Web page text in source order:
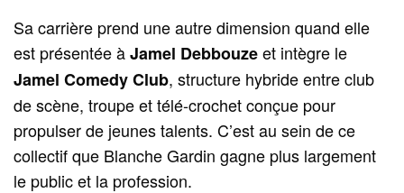
Sa carrière prend une autre dimension quand elle
est présentée àJamel Debbouzeet intègre le
Jamel Comedy Club, structure hybride entre club
de scène, troupe et télé-crochet conçue pour
propulser de jeunes talents. C’est au sein de ce
collectif que Blanche Gardin gagne plus largement
le public et la profession.